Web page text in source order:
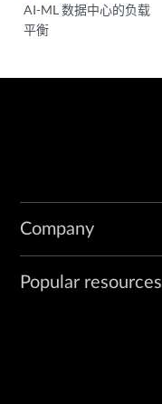
AI-ML 数据中心的负载
平衡
Company
Popular resources